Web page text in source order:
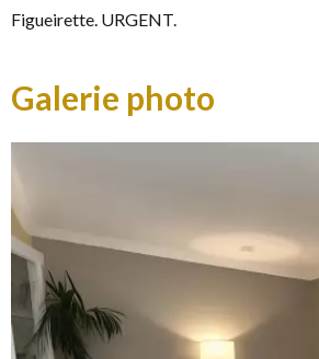
Figueirette. URGENT.
Galerie photo